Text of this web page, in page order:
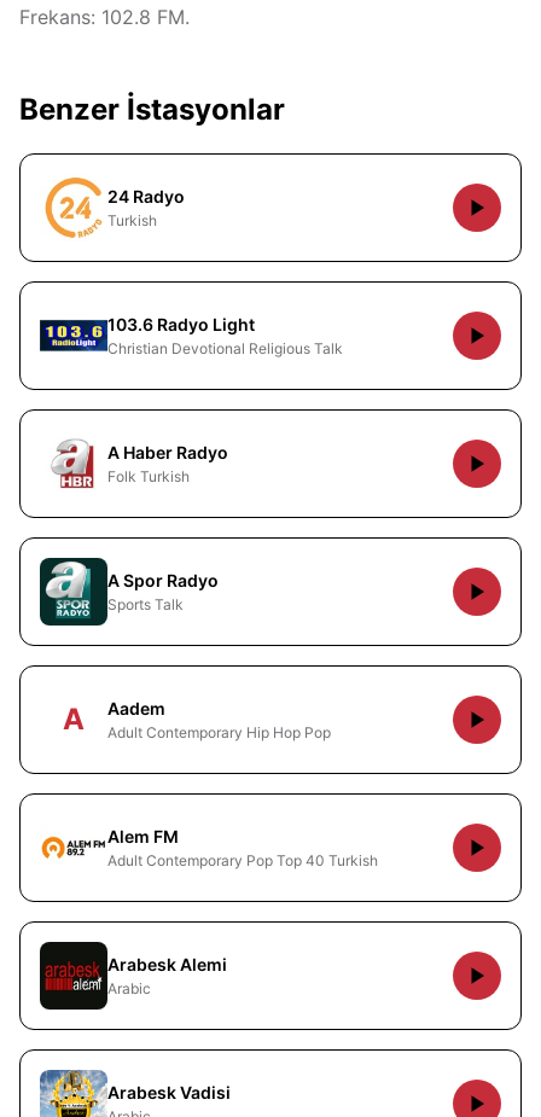
Frekans: 102.8 FM.
Benzer İstasyonlar
24 Radyo
Turkish
103.6 Radyo Light
Christian Devotional Religious Talk
A Haber Radyo
Folk Turkish
A Spor Radyo
Sports Talk
A Aadem
Adult Contemporary Hip Hop Pop
Alem FM
Adult Contemporary Pop Top 40 Turkish
Arabesk Alemi
Arabic
Arabesk Vadisi